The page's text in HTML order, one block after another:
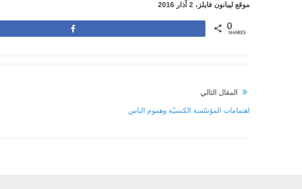
موقع ليبانون فايلز، 2 آذار 2016
0
SHARES
المقال التالي
اهتمامات المؤسّسة الكنسيّة وهموم الناس